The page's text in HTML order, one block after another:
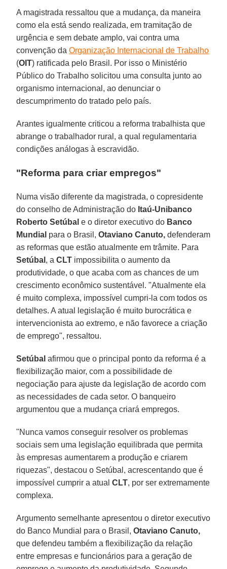
A magistrada ressaltou que a mudança, da maneira
como ela está sendo realizada, em tramitação de
urgência e sem debate amplo, vai contra uma
convenção daOrganização Internacional de Trabalho
(OIT) ratificada pelo Brasil. Por isso o Ministério
Público do Trabalho solicitou uma consulta junto ao
organismo internacional, ao denunciar o
descumprimento do tratado pelo país.
Arantes igualmente criticou a reforma trabalhista que
abrange o trabalhador rural, a qual regulamentaria
condições análogas à escravidão.
"Reforma para criar empregos"
Numa visão diferente da magistrada, o copresidente
do conselho de Administração do Itaú-Unibanco
Roberto Setúbal e o diretor executivo do Banco
Mundial para o Brasil,Otaviano Canuto, defenderam
as reformas que estão atualmente em trâmite. Para
Setúbal , aCLT impossibilita o aumento da
produtividade, o que acaba com as chances de um
crescimento econômico sustentável. "Atualmente ela
é muito complexa, impossível cumpri-la com todos os
detalhes. A atual legislação é muito burocrática e
intervencionista ao extremo, e não favorece a criação
de emprego", ressaltou.
Setúbal afirmou que o principal ponto da reforma é a
flexibilização maior, com a possibilidade de
negociação para ajuste da legislação de acordo com
as necessidades de cada setor. O banqueiro
argumentou que a mudança criará empregos.
"Nunca vamos conseguir resolver os problemas
sociais sem uma legislação equilibrada que permita
às empresas aumentarem a produção e criarem
riquezas", destacou o Setúbal, acrescentando que é
impossível cumprir a atualCLT, por ser extremamente
complexa.
Argumento semelhante apresentou o diretor executivo
do Banco Mundial para o Brasil,Otaviano Canuto,
que defendeu também a flexibilização da relação
entre empresas e funcionários para a geração de